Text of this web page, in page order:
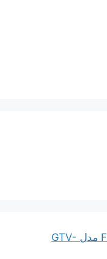
تلویزیون جی پلاس 43 اینچ Full HD مدل GTV-